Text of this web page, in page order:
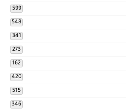
599
548
341
273
162
420
515
346